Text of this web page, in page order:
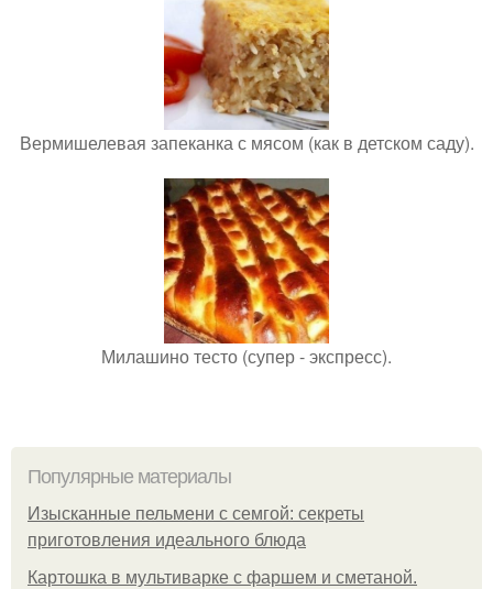
Вермишелевая запеканка с мясом (как в детском саду).
Милашино тесто (супер - экспресс).
Популярные материалы
Изысканные пельмени с семгой: секреты
приготовления идеального блюда
Картошка в мультиварке с фаршем и сметаной.